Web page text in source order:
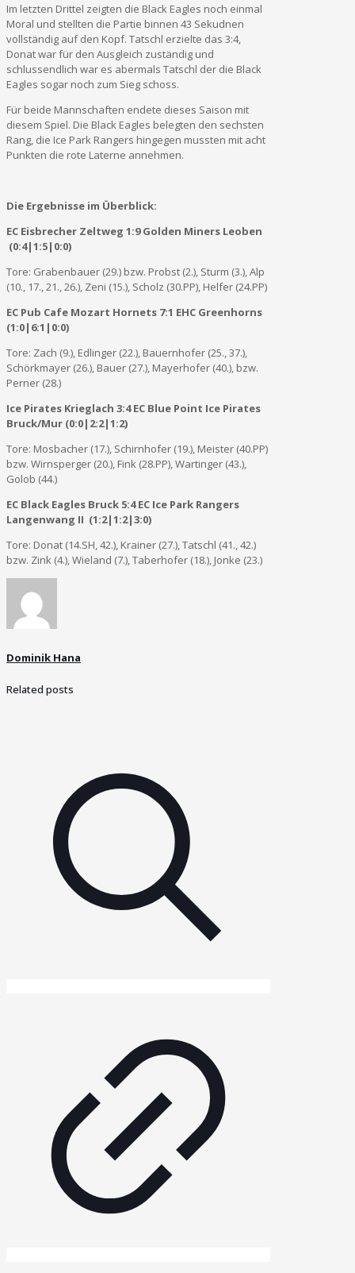
Im letzten Drittel zeigten die Black Eagles noch einmal
Moral und stellten die Partie binnen 43 Sekudnen
vollständig auf den Kopf. Tatschl erzielte das 3:4,
Donat war für den Ausgleich zuständig und
schlussendlich war es abermals Tatschl der die Black
Eagles sogar noch zum Sieg schoss.
Für beide Mannschaften endete dieses Saison mit
diesem Spiel. Die Black Eagles belegten den sechsten
Rang, die Ice Park Rangers hingegen mussten mit acht
Punkten die rote Laterne annehmen.
Die Ergebnisse im Überblick:
EC Eisbrecher Zeltweg 1:9 Golden Miners Leoben
(0:4|1:5|0:0)
Tore: Grabenbauer (29.) bzw. Probst (2.), Sturm (3.), Alp
(10., 17., 21., 26.), Zeni (15.), Scholz (30.PP), Helfer (24.PP)
EC Pub Cafe Mozart Hornets 7:1 EHC Greenhorns
(1:0|6:1|0:0)
Tore: Zach (9.), Edlinger (22.), Bauernhofer (25., 37.),
Schörkmayer (26.), Bauer (27.), Mayerhofer (40.), bzw.
Perner (28.)
Ice Pirates Krieglach 3:4 EC Blue Point Ice Pirates
Bruck/Mur (0:0|2:2|1:2)
Tore: Mosbacher (17.), Schirnhofer (19.), Meister (40.PP)
bzw. Wirnsperger (20.), Fink (28.PP), Wartinger (43.),
Golob (44.)
EC Black Eagles Bruck 5:4 EC Ice Park Rangers
Langenwang II (1:2|1:2|3:0)
Tore: Donat (14.SH, 42.), Krainer (27.), Tatschl (41., 42.)
bzw. Zink (4.), Wieland (7.), Taberhofer (18.), Jonke (23.)
Dominik Hana
Related posts